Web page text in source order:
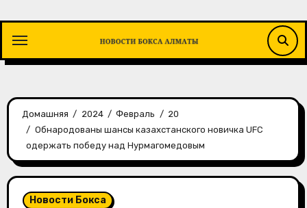
содержимому
Домашняя 2024 Февраль
20
Обнародованы шансы казахстанского новичка UFC
одержать победу над Нурмагомедовым
Новости Бокса